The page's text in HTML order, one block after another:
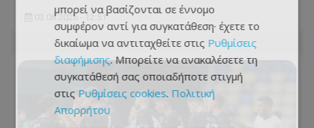
03.08.2026 - 12:51
μπορεί να βασίζονται σε έννομο
συμφέρον αντί για συγκατάθεση· έχετε το
δικαίωμα να αντιταχθείτε στις Ρυθμίσεις
διαφήμισης. Μπορείτε να ανακαλέσετε τη
συγκατάθεσή σας οποιαδήποτε στιγμή
στις Ρυθμίσεις cookies. Πολιτική
Απορρήτου